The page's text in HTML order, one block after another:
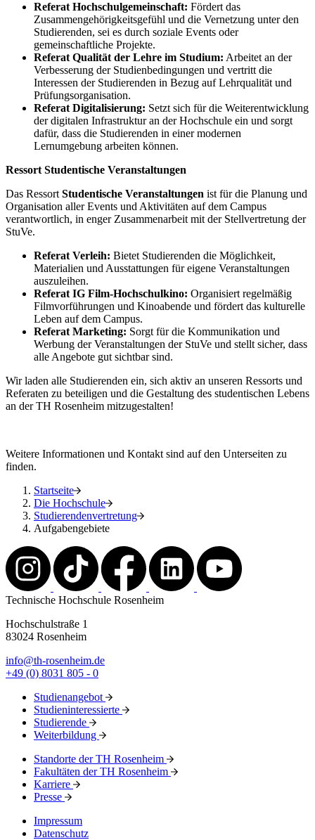
Referat Hochschulgemeinschaft: Fördert das
Zusammengehörigkeitsgefühl und die Vernetzung unter den
Studierenden, sei es durch soziale Events oder
gemeinschaftliche Projekte.
Referat Qualität der Lehre im Studium: Arbeitet an der
Verbesserung der Studienbedingungen und vertritt die
Interessen der Studierenden in Bezug auf Lehrqualität und
Prüfungsorganisation.
Referat Digitalisierung: Setzt sich für die Weiterentwicklung
der digitalen Infrastruktur an der Hochschule ein und sorgt
dafür, dass die Studierenden in einer modernen
Lernumgebung arbeiten können.
Ressort Studentische Veranstaltungen
Das Ressort Studentische Veranstaltungen ist für die Planung und
Organisation aller Events und Aktivitäten auf dem Campus
verantwortlich, in enger Zusammenarbeit mit der Stellvertretung der
StuVe.
Referat Verleih: Bietet Studierenden die Möglichkeit,
Materialien und Ausstattungen für eigene Veranstaltungen
auszuleihen.
Referat IG Film-Hochschulkino: Organisiert regelmäßig
Filmvorführungen und Kinoabende und fördert das kulturelle
Leben auf dem Campus.
Referat Marketing: Sorgt für die Kommunikation und
Werbung der Veranstaltungen der StuVe und stellt sicher, dass
alle Angebote gut sichtbar sind.
Wir laden alle Studierenden ein, sich aktiv an unseren Ressorts und
Referaten zu beteiligen und die Gestaltung des studentischen Lebens
an der TH Rosenheim mitzugestalten!
Weitere Informationen und Kontakt sind auf den Unterseiten zu
finden.
Startseite
Die Hochschule
Studierendenvertretung
Aufgabengebiete
Technische Hochschule Rosenheim
Hochschulstraße 1
83024 Rosenheim
info@th-rosenheim.de
+49 (0) 8031 805 - 0
Studienangebot
Studieninteressierte
Studierende
Weiterbildung
Standorte der TH Rosenheim
Fakultäten der TH Rosenheim
Karriere
Presse
Impressum
Datenschutz